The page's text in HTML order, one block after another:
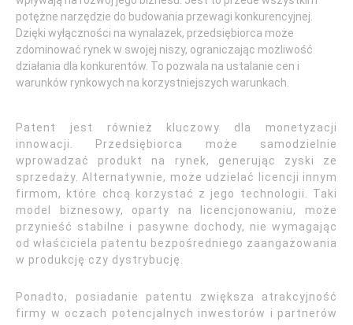
potężne narzędzie do budowania przewagi konkurencyjnej.
Dzięki wyłączności na wynalazek, przedsiębiorca może
zdominować rynek w swojej niszy, ograniczając możliwość
działania dla konkurentów. To pozwala na ustalanie cen i
warunków rynkowych na korzystniejszych warunkach.
Patent jest również kluczowy dla monetyzacji
innowacji. Przedsiębiorca może samodzielnie
wprowadzać produkt na rynek, generując zyski ze
sprzedaży. Alternatywnie, może udzielać licencji innym
firmom, które chcą korzystać z jego technologii. Taki
model biznesowy, oparty na licencjonowaniu, może
przynieść stabilne i pasywne dochody, nie wymagając
od właściciela patentu bezpośredniego zaangażowania
w produkcję czy dystrybucję.
Ponadto, posiadanie patentu zwiększa atrakcyjność
firmy w oczach potencjalnych inwestorów i partnerów